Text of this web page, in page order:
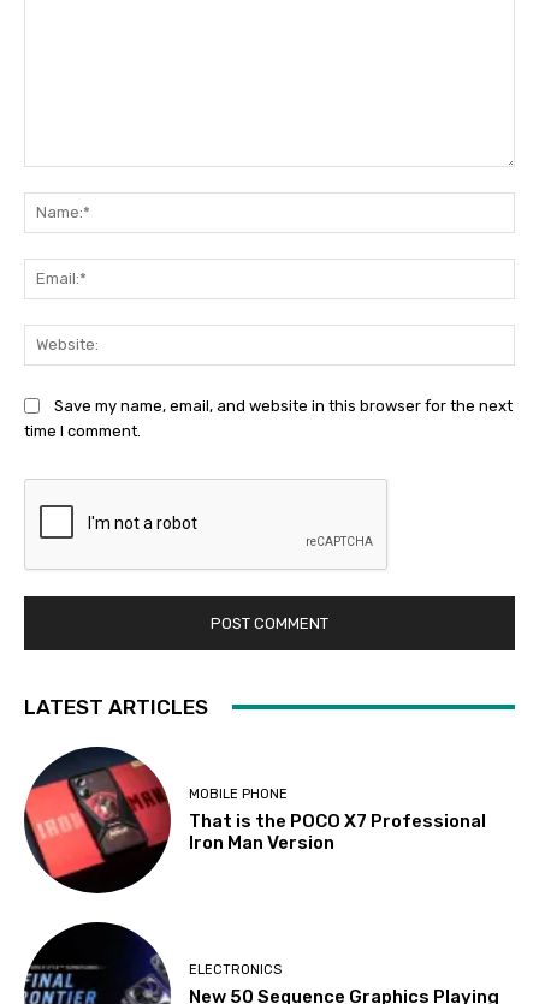
Save my name, email, and website in this browser for the next
time I comment.
LATEST ARTICLES
MOBILE PHONE
That is the POCO X7 Professional
Iron Man Version
ELECTRONICS
New 50 Sequence Graphics Playing